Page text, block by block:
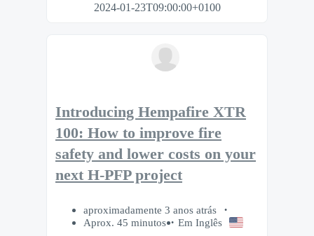
2024-01-23T09:00:00+0100
Introducing Hempafire XTR
100: How to improve fire
safety and lower costs on your
next H-PFP project
aproximadamente 3 anos atrás
Aprox. 45 minutos
Em Inglês